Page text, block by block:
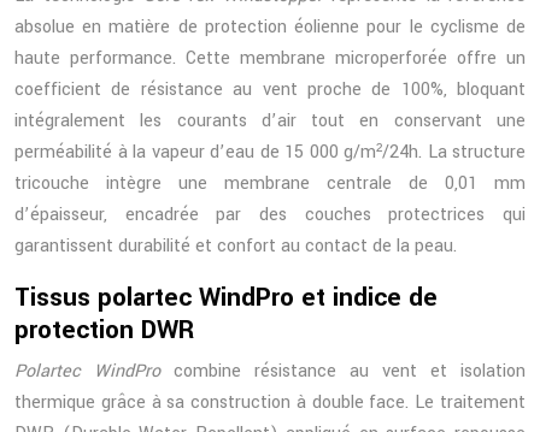
absolue en matière de protection éolienne pour le cyclisme de
haute performance. Cette membrane microperforée offre un
coefficient de résistance au vent proche de 100%, bloquant
intégralement les courants d’air tout en conservant une
perméabilité à la vapeur d’eau de 15 000 g/m²/24h. La structure
tricouche intègre une membrane centrale de 0,01 mm
d’épaisseur, encadrée par des couches protectrices qui
garantissent durabilité et confort au contact de la peau.
Tissus polartec WindPro et indice de
protection DWR
Polartec WindProcombine résistance au vent et isolation
thermique grâce à sa construction à double face. Le traitement